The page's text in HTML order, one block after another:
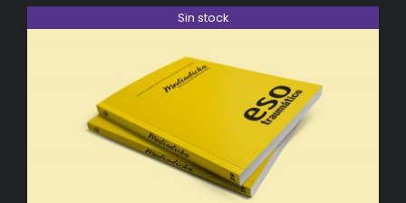
Sin stock